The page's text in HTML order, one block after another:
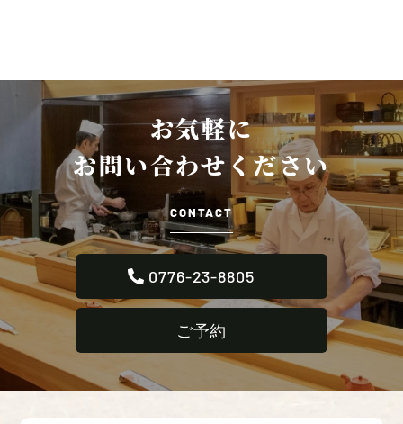
お気軽に
お問い合わせください
CONTACT
0776-23-8805
ご予約